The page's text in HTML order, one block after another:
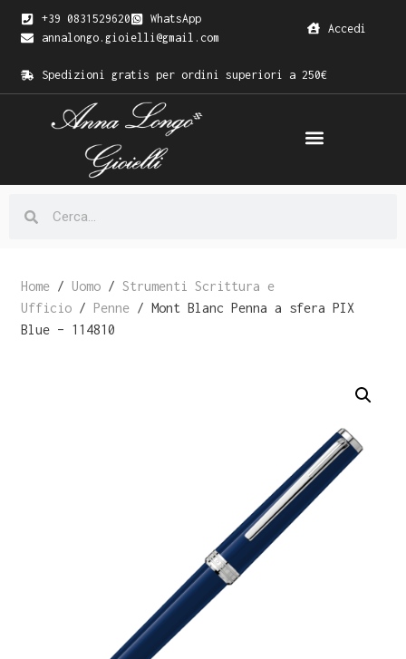
+39 0831529620
WhatsApp
annalongo.gioielli@gmail.com
Accedi
Spedizioni gratis per ordini superiori a 250€
Home / Uomo /Strumenti Scrittura e
Ufficio / Penne / Mont Blanc Penna a sfera PIX
Blue – 114810